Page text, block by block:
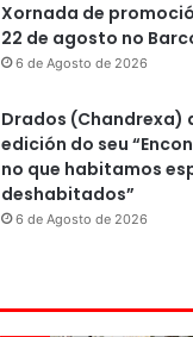
Xornada de
22 de agosto no
6 de Agosto de 2026
Drados (Chandrexa)
edición do seu
no que habitamos
deshabitados”
6 de Agosto de 2026